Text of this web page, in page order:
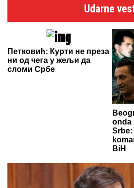
Udarne
Петковић: Курти не преза
ни од чега у жељи да
сломи Србе
onda
BiH